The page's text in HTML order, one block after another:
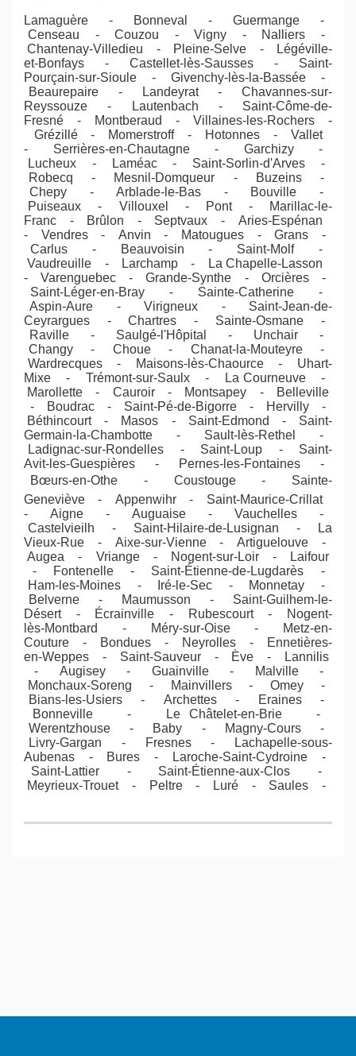
Lamaguère - Bonneval - Guermange -
Censeau - Couzou - Vigny - Nalliers -
Chantenay-Villedieu - Pleine-Selve - Légéville-
et-Bonfays - Castellet-lès-Sausses - Saint-
Pourçain-sur-Sioule - Givenchy-lès-la-Bassée -
Beaurepaire - Landeyrat - Chavannes-sur-
Reyssouze - Lautenbach - Saint-Côme-de-
Fresné - Montberaud - Villaines-les-Rochers -
Grézillé - Momerstroff - Hotonnes - Vallet
- Serrières-en-Chautagne - Garchizy -
Lucheux - Laméac - Saint-Sorlin-d'Arves -
Robecq - Mesnil-Domqueur - Buzeins -
Chepy - Arblade-le-Bas - Bouville -
Puiseaux - Villouxel - Pont - Marillac-le-
Franc - Brûlon - Septvaux - Aries-Espénan
- Vendres - Anvin - Matougues - Grans -
Carlus - Beauvoisin - Saint-Molf -
Vaudreuille - Larchamp - La Chapelle-Lasson
- Varenguebec - Grande-Synthe - Orcières -
Saint-Léger-en-Bray - Sainte-Catherine -
Aspin-Aure - Virigneux - Saint-Jean-de-
Ceyrargues - Chartres - Sainte-Osmane -
Raville - Saulgé-l'Hôpital - Unchair -
Changy - Choue - Chanat-la-Mouteyre -
Wardrecques - Maisons-lès-Chaource - Uhart-
Mixe - Trémont-sur-Saulx - La Courneuve -
Marollette - Cauroir - Montsapey - Belleville
- Boudrac - Saint-Pé-de-Bigorre - Hervilly -
Béthincourt - Masos - Saint-Edmond - Saint-
Germain-la-Chambotte - Sault-lès-Rethel -
Ladignac-sur-Rondelles - Saint-Loup - Saint-
Avit-les-Guespières - Pernes-les-Fontaines -
Bœurs-en-Othe - Coustouge - Sainte-
Geneviève - Appenwihr - Saint-Maurice-Crillat
- Aigne - Auguaise - Vauchelles -
Castelvieilh - Saint-Hilaire-de-Lusignan - La
Vieux-Rue - Aixe-sur-Vienne - Artiguelouve -
Augea - Vriange - Nogent-sur-Loir - Laifour
- Fontenelle - Saint-Étienne-de-Lugdarès -
Ham-les-Moines - Iré-le-Sec - Monnetay -
Belverne - Maumusson - Saint-Guilhem-le-
Désert - Écrainville - Rubescourt - Nogent-
lès-Montbard - Méry-sur-Oise - Metz-en-
Couture - Bondues - Neyrolles - Ennetières-
en-Weppes - Saint-Sauveur - Ève - Lannilis
- Augisey - Guainville - Malville -
Monchaux-Soreng - Mainvillers - Omey -
Bians-les-Usiers - Archettes - Eraines -
Bonneville - Le Châtelet-en-Brie -
Werentzhouse - Baby - Magny-Cours -
Livry-Gargan - Fresnes - Lachapelle-sous-
Aubenas - Bures - Laroche-Saint-Cydroine -
Saint-Lattier - Saint-Étienne-aux-Clos -
Meyrieux-Trouet - Peltre - Luré - Saules -